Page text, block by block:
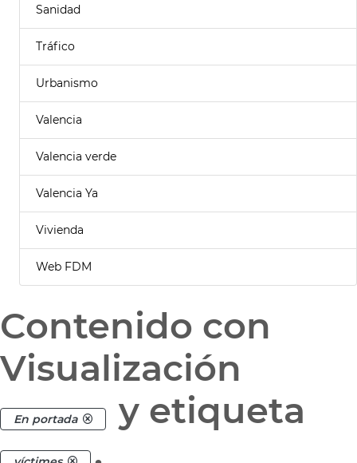
Sanidad
Tráfico
Urbanismo
Valencia
Valencia verde
Valencia Ya
Vivienda
Web FDM
Contenido con
Visualización
En portada y etiqueta
.